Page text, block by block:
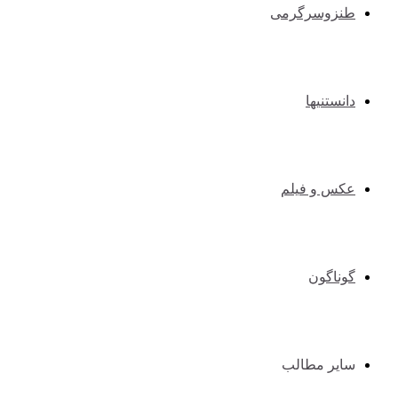
طنزوسرگرمی
دانستنیها
عکس و فیلم
گوناگون
سایر مطالب